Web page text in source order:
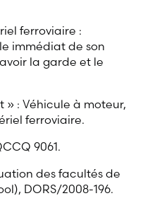
ferroviaire :
immédiat de son
la garde et le
» : Véhicule à moteur,
ferroviaire.
9061.
des facultés de
DORS/2008-196.